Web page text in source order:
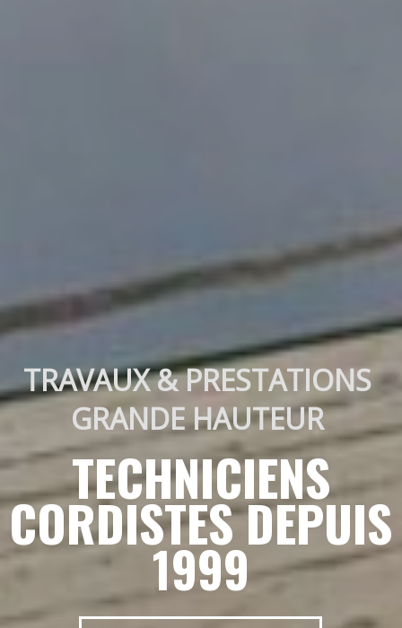
TRAVAUX & PRESTATIONS
GRANDE HAUTEUR
TECHNICIENS
CORDISTES DEPUIS
1999